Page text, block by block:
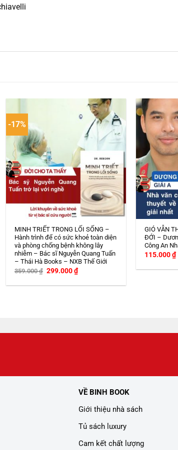
-17%
MINH TRIẾT TRONG LỐI SỐNG –
Hành trình để có sức khoẻ toàn diện
và phòng chống bệnh không lây
nhiễm – Bác sĩ Nguyễn Quang Tuấn
– Thái Hà Books – NXB Thế Giới
359.000₫ Giá
là:
299.000₫Giá
hiện
tại
GIÓ VẪN
ĐỚI –
Công An
115.000₫
VỀ BINH BOOK
Giới thiệu nhà sách
Tủ sách luxury
Cam kết chất lượng